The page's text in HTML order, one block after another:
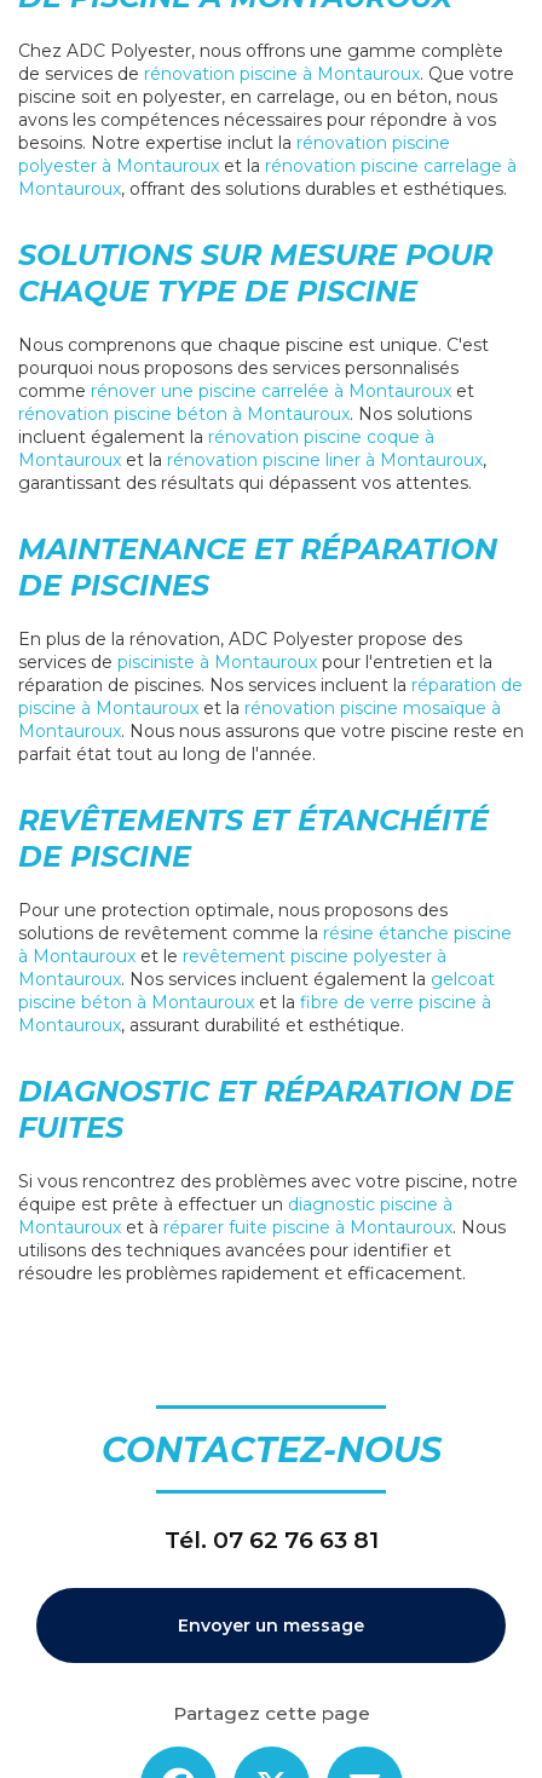
Chez ADC Polyester, nous offrons une gamme complète
de services de rénovation piscine à Montauroux. Que votre
piscine soit en polyester, en carrelage, ou en béton, nous
avons les compétences nécessaires pour répondre à vos
besoins. Notre expertise inclut la rénovation piscine
polyester à Montauroux et la rénovation piscine carrelage à
Montauroux, offrant des solutions durables et esthétiques.
SOLUTIONS SUR MESURE POUR
CHAQUE TYPE DE PISCINE
Nous comprenons que chaque piscine est unique. C'est
pourquoi nous proposons des services personnalisés
comme rénover une piscine carrelée à Montauroux et
rénovation piscine béton à Montauroux. Nos solutions
incluent également la rénovation piscine coque à
Montauroux et la rénovation piscine liner à Montauroux,
garantissant des résultats qui dépassent vos attentes.
MAINTENANCE ET RÉPARATION
DE PISCINES
En plus de la rénovation, ADC Polyester propose des
services de pisciniste à Montauroux pour l'entretien et la
réparation de piscines. Nos services incluent la réparation de
piscine à Montauroux et la rénovation piscine mosaïque à
Montauroux. Nous nous assurons que votre piscine reste en
parfait état tout au long de l'année.
REVÊTEMENTS ET ÉTANCHÉITÉ
DE PISCINE
Pour une protection optimale, nous proposons des
solutions de revêtement comme la résine étanche piscine
à Montauroux et le revêtement piscine polyester à
Montauroux. Nos services incluent également la gelcoat
piscine béton à Montauroux et la fibre de verre piscine à
Montauroux, assurant durabilité et esthétique.
DIAGNOSTIC ET RÉPARATION DE
FUITES
Si vous rencontrez des problèmes avec votre piscine, notre
équipe est prête à effectuer un diagnostic piscine à
Montauroux et à réparer fuite piscine à Montauroux. Nous
utilisons des techniques avancées pour identifier et
résoudre les problèmes rapidement et efficacement.
CONTACTEZ-NOUS
Tél. 07 62 76 63 81
Envoyer un message
Partagez cette page
Facebook